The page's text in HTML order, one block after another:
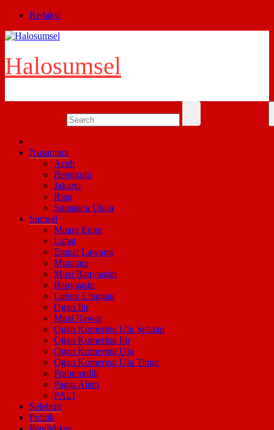
Skip
content
Redaksi
Halosumsel
Nusantara
Aceh
Bengkulu
Jakarta
Riau
Sumatera Utara
Sumsel
Muara Enim
Lahat
Empat Lawang
Muratara
Musi Banyuasin
Banyuasin
Lubuk Linggau
Ogan Ilir
Musi Rawas
Ogan Komering Ulu Selatan
Ogan Komering Ilir
Ogan Komering Ulu
Ogan Komering Ulu Timur
Prabumulih
Pagar Alam
PALI
Selebriti
Politik